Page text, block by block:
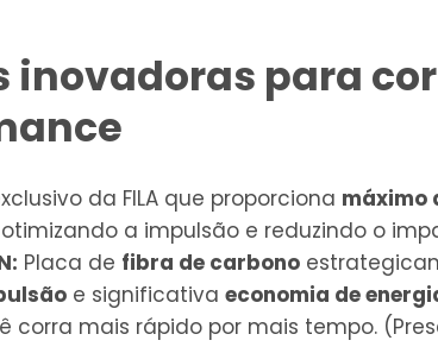
inovadoras para
da FILA que proporciona máximo
otimizando a impulsão e reduzindo o
Placa de fibra de carbono
e significativa economia de
mais rápido por mais tempo.